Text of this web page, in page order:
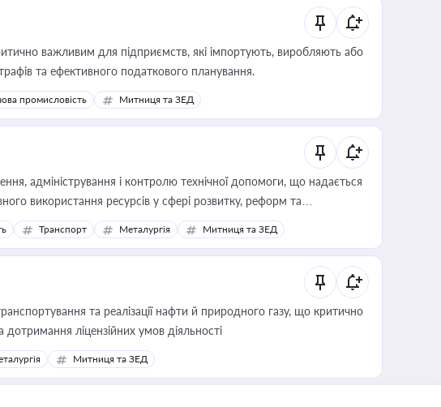
важливим для підприємств, які імпортують, виробляють або
та ефективного податкового планування.
промисловість Митниця та ЗЕД
адміністрування і контролю технічної допомоги, що надається
використання ресурсів у сфері розвитку, реформ та
Транспорт Металургія Митниця та ЗЕД
та реалізації нафти й природного газу, що критично
дотримання ліцензійних умов діяльності
Митниця та ЗЕД